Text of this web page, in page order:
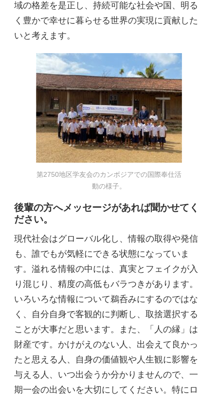
域の格差を是正し、持続可能な社会や国、明る
く豊かで幸せに暮らせる世界の実現に貢献した
いと考えます。
第2750地区学友会のカンボジアでの国際奉仕活
動の様子。
後輩の方へメッセージがあれば聞かせてく
ださい。
現代社会はグローバル化し、情報の取得や発信
も、誰でもが気軽にできる状態になっていま
す。溢れる情報の中には、真実とフェイクが入
り混じり、精度の高低もバラつきがあります。
いろいろな情報について鵜呑みにするのではな
く、自分自身で客観的に判断し、取捨選択する
ことが大事だと思います。また、「人の縁」は
財産です。かけがえのない人、出会えて良かっ
たと思える人、自身の価値観や人生観に影響を
与える人、いつ出会うか分かりませんので、一
期一会の出会いを大切にしてください。特にロ